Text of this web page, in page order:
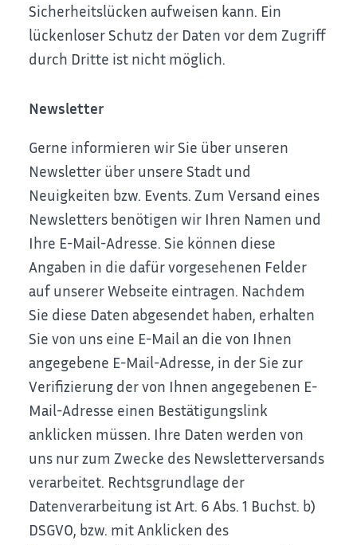
Sicherheitslücken aufweisen kann. Ein
lückenloser Schutz der Daten vor dem Zugriff
durch Dritte ist nicht möglich.
Newsletter
Gerne informieren wir Sie über unseren
Newsletter über unsere Stadt und
Neuigkeiten bzw. Events. Zum Versand eines
Newsletters benötigen wir Ihren Namen und
Ihre E-Mail-Adresse. Sie können diese
Angaben in die dafür vorgesehenen Felder
auf unserer Webseite eintragen. Nachdem
Sie diese Daten abgesendet haben, erhalten
Sie von uns eine E-Mail an die von Ihnen
angegebene E-Mail-Adresse, in der Sie zur
Verifizierung der von Ihnen angegebenen E-
Mail-Adresse einen Bestätigungslink
anklicken müssen. Ihre Daten werden von
uns nur zum Zwecke des Newsletterversands
verarbeitet. Rechtsgrundlage der
Datenverarbeitung ist Art. 6 Abs. 1 Buchst. b)
DSGVO, bzw. mit Anklicken des